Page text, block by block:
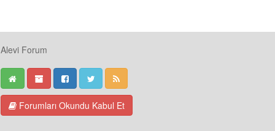
Alevi Forum
Forumları Okundu Kabul Et